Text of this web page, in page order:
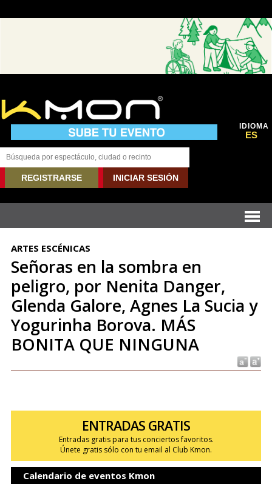
IDIOMA
ES
REGISTRARSE INICIAR SESIÓN
ARTES ESCÉNICAS
Señoras en la sombra en
peligro, por Nenita Danger,
Glenda Galore, Agnes La Sucia y
Yogurinha Borova. MÁS
BONITA QUE NINGUNA
ENTRADAS GRATIS
Entradas gratis para tus conciertos favoritos.
Únete gratis sólo con tu email al Club Kmon.
Calendario de eventos Kmon